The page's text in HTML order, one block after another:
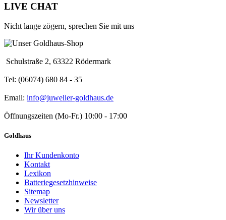
LIVE CHAT
Nicht lange zögern, sprechen Sie mit uns
Schulstraße 2, 63322 Rödermark
Tel: (06074) 680 84 - 35
Email: info@juwelier-goldhaus.de
Öffnungszeiten (Mo-Fr.) 10:00 - 17:00
Goldhaus
Ihr Kundenkonto
Kontakt
Lexikon
Batteriegesetzhinweise
Sitemap
Newsletter
Wir über uns